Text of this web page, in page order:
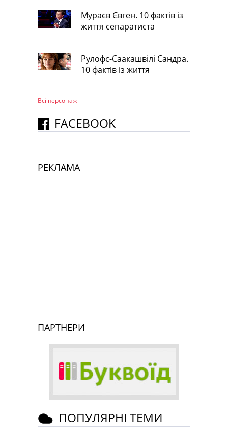
Мураєв Євген. 10 фактів із
життя сепаратиста
Рулофс-Саакашвілі Сандра.
10 фактів із життя
Всі персонажi
FACEBOOK
РЕКЛАМА
ПАРТНЕРИ
ПОПУЛЯРНІ ТЕМИ